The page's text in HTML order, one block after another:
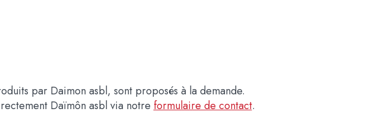
par Daimon asbl, sont proposés à la demande.
Daïmôn asbl via notre formulaire de contact.